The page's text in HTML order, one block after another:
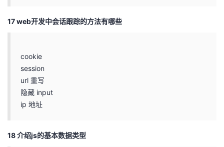
17 web开发中会话跟踪的方法有哪些
cookie
session
url 重写
隐藏 input
ip 地址
18 介绍js的基本数据类型